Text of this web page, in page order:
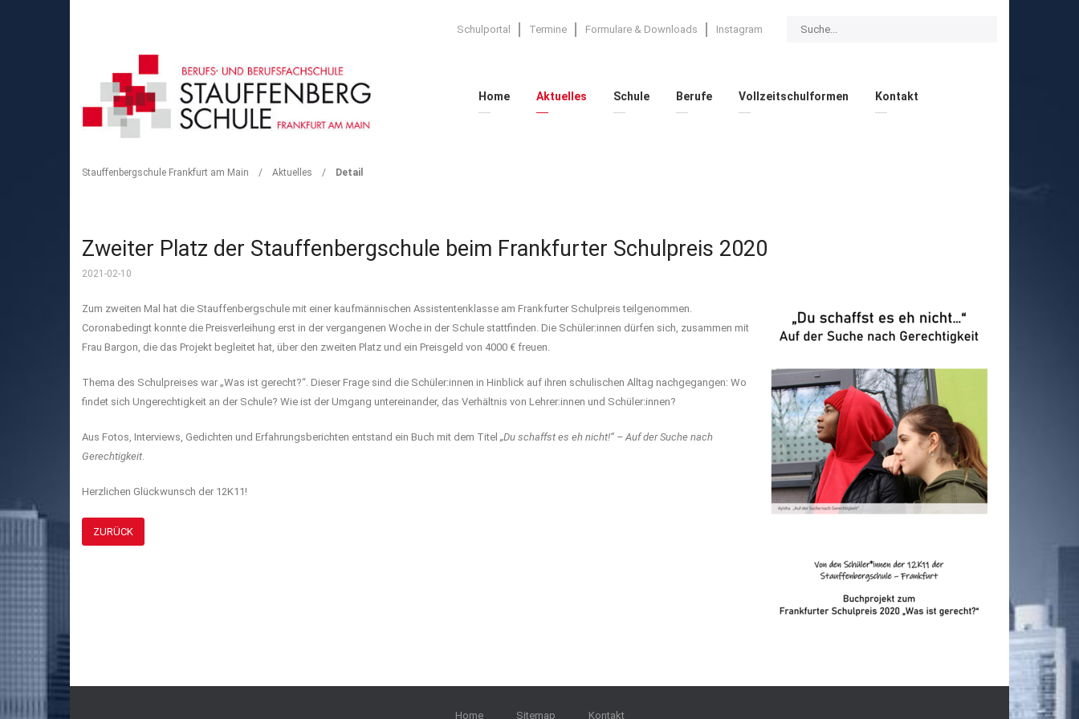
Schulportal Termine Formulare & Downloads Instagram
Home Aktuelles Schule Berufe Vollzeitschulformen Kontakt
Stauffenbergschule Frankfurt am Main / Aktuelles / Detail
Zweiter Platz der Stauffenbergschule beim Frankfurter Schulpreis 2020
2021-02-10
Zum zweiten Mal hat die Stauffenbergschule mit einer kaufmännischen Assistentenklasse am Frankfurter Schulpreis teilgenommen.
Coronabedingt konnte die Preisverleihung erst in der vergangenen Woche in der Schule stattfinden. Die Schüler:innen dürfen sich, zusammen mit
Frau Bargon, die das Projekt begleitet hat, über den zweiten Platz und ein Preisgeld von 4000 € freuen.
Thema des Schulpreises war „Was ist gerecht?“. Dieser Frage sind die Schüler:innen in Hinblick auf ihren schulischen Alltag nachgegangen: Wo
findet sich Ungerechtigkeit an der Schule? Wie ist der Umgang untereinander, das Verhältnis von Lehrer:innen und Schüler:innen?
Aus Fotos, Interviews, Gedichten und Erfahrungsberichten entstand ein Buch mit dem Titel „Du schaffst es eh nicht!“ – Auf der Suche nach
Gerechtigkeit
Herzlichen Glückwunsch der 12K11!
ZURÜCK
Home Sitemap Kontakt